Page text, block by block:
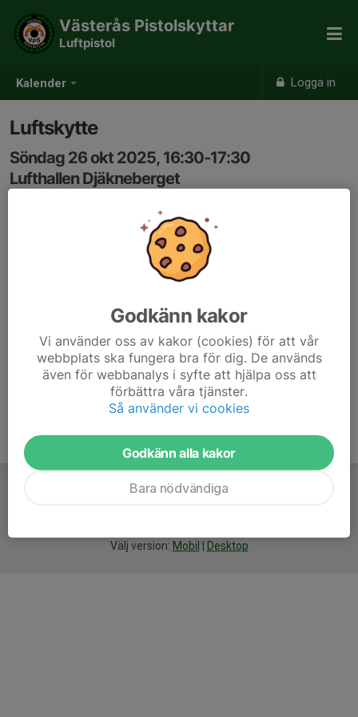
Kalender Logga in
Västerås Pistolskyttar
Luftpistol
Luftskytte
Söndag 26 okt 2025, 16:30-17:30
Lufthallen Djäkneberget
Välkommen att prova-på eller träna regelbundet
många som kommer.
Välj version: Mobil Desktop
Godkänn kakor
Vi använder oss av kakor (cookies) för att vår
webbplats ska fungera bra för dig. De används
även för webbanalys i syfte att hjälpa oss att
förbättra våra tjänster.
Så använder vi cookies
Godkänn alla kakor
Bara nödvändiga